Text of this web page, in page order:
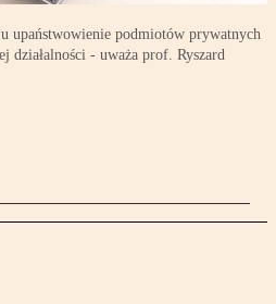
upaństwowienie podmiotów prywatnych
działalności - uważa prof. Ryszard